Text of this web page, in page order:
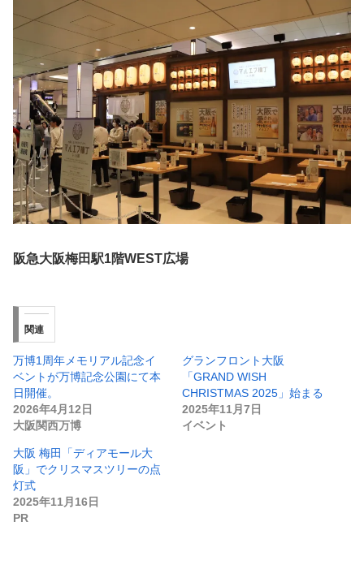
阪急大阪梅田駅1階WEST広場
関連
万博1周年メモリアル記念イ
ベントが万博記念公園にて本
日開催。
2026年4月12日
大阪関西万博
グランフロント大阪
「GRAND WISH
CHRISTMAS 2025」始まる
2025年11月7日
イベント
大阪 梅田「ディアモール大
阪」でクリスマスツリーの点
灯式
2025年11月16日
PR